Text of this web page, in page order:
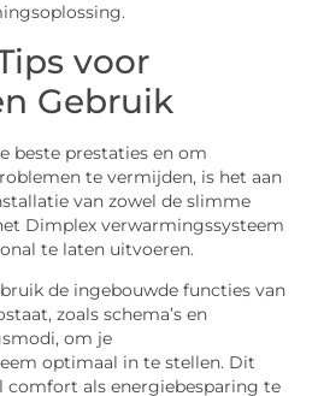
voor
Gebruik
beste prestaties en om
te vermijden, is het aan
van zowel de slimme
Dimplex verwarmingssysteem
te laten uitvoeren.
de ingebouwde functies van
zoals schema’s en
om je
optimaal in te stellen. Dit
comfort als energiebesparing te